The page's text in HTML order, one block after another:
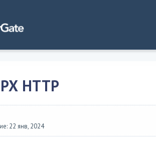
/NGFW
HTTP
22 янв, 2024